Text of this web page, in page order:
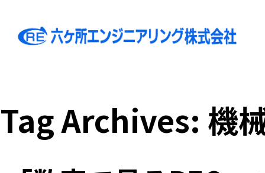
Tag Archives: 機